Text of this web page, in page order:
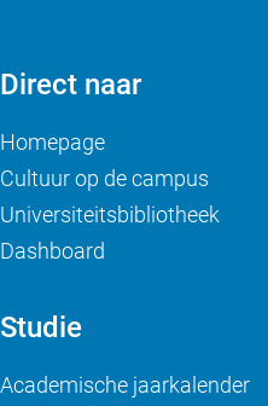
Direct naar
Homepage
Cultuur op de campus
Universiteitsbibliotheek
Dashboard
Studie
Academische jaarkalender